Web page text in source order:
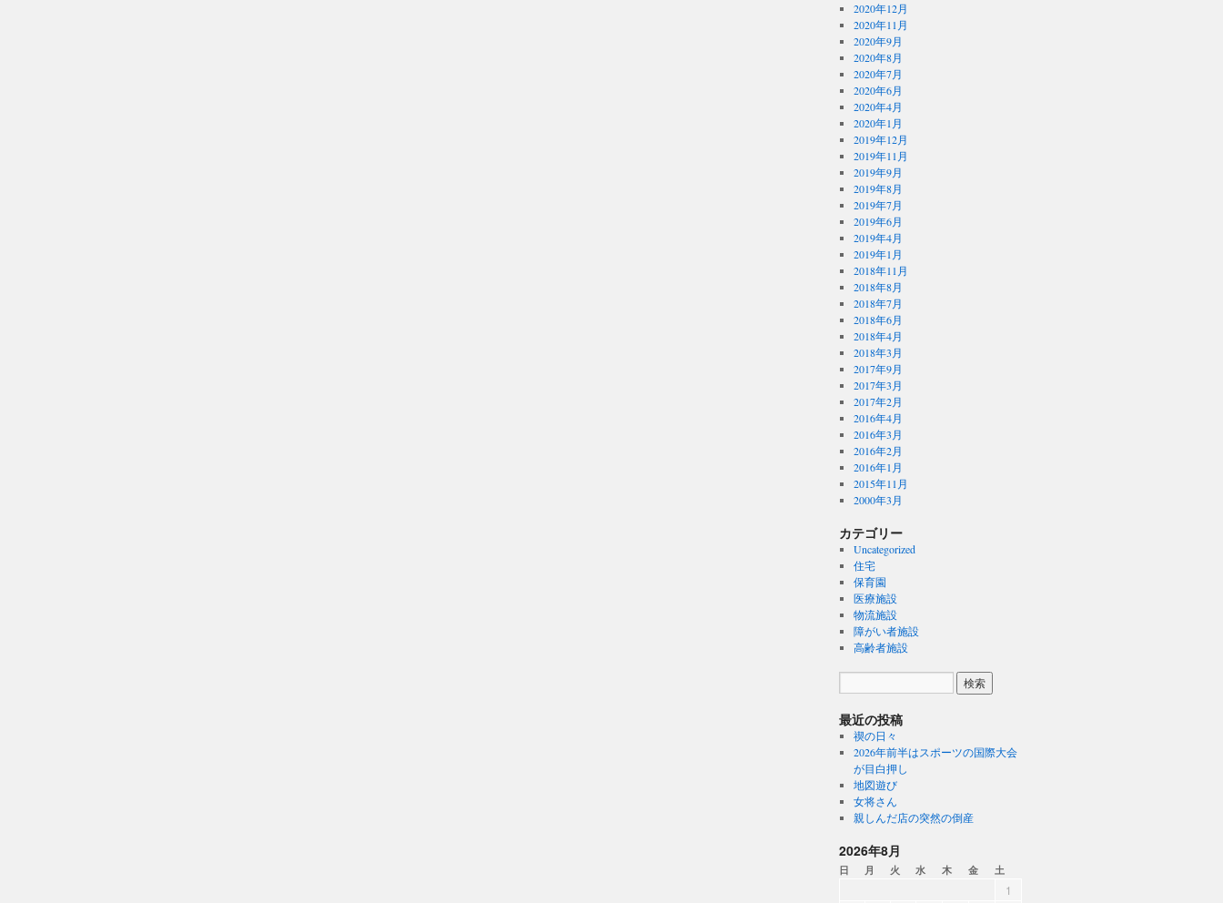
2020年12月
2020年11月
2020年9月
2020年8月
2020年7月
2020年6月
2020年4月
2020年1月
2019年12月
2019年11月
2019年9月
2019年8月
2019年7月
2019年6月
2019年4月
2019年1月
2018年11月
2018年8月
2018年7月
2018年6月
2018年4月
2018年3月
2017年9月
2017年3月
2017年2月
2016年4月
2016年3月
2016年2月
2016年1月
2015年11月
2000年3月
カテゴリー
Uncategorized
住宅
保育園
医療施設
物流施設
障がい者施設
高齢者施設
最近の投稿
禊の日々
2026年前半はスポーツの国際大会
が目白押し
地図遊び
女将さん
親しんだ店の突然の倒産
2026年8月
日 月 火 水 木 金 土
1